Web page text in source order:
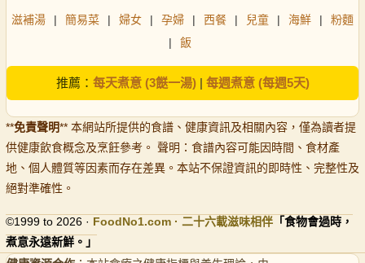
滋補湯 | 簡易菜 | 婦女 | 孕婦 | 西餐 | 兒童 | 海鮮 |
粉麵
|
飯
推薦： 每天煮意 (3餸一湯)| 每週煮意 (每週5天)
**免責聲明** 本網站所提供的食譜、健康資訊及相關內容，僅為讀者提
供健康飲食概念及烹飪參考。 聲明：食譜內容可能因時間、食材產
地、個人體質等因素而存在差異。本站不保證資訊的即時性、完整性及
絕對準確性。
©1999 to 2026 · FoodNo1.com · 二十六載滋味相伴 「食物會過時，
煮意永遠新鮮。」